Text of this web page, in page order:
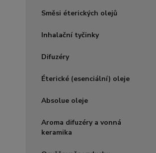
Směsi éterických olejů
Inhalační tyčinky
Difuzéry
Éterické (esenciální) oleje
Absolue oleje
Aroma difuzéry a vonná
keramika